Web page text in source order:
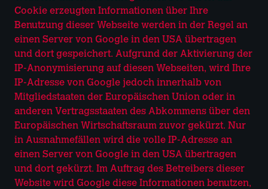
Cookie erzeugten Informationen über Ihre
Benutzung dieser Webseite werden in der Regel an
einen Server von Google in den USA übertragen
und dort gespeichert. Aufgrund der Aktivierung der
IP-Anonymisierung auf diesen Webseiten, wird Ihre
IP-Adresse von Google jedoch innerhalb von
Mitgliedstaaten der Europäischen Union oder in
anderen Vertragsstaaten des Abkommens über den
Europäischen Wirtschaftsraum zuvor gekürzt. Nur
in Ausnahmefällen wird die volle IP-Adresse an
einen Server von Google in den USA übertragen
und dort gekürzt. Im Auftrag des Betreibers dieser
Website wird Google diese Informationen benutzen,